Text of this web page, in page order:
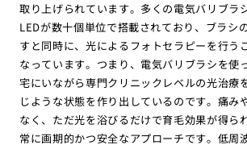
取り上げられています。多くの電気バリブラ
LEDが数十個単位で搭載されており、ブラシ
すと同時に、光によるフォトセラピーを行う
なっています。つまり、電気バリブラシを使
宅にいながら専門クリニックレベルの光治療
じような状態を作り出しているのです。痛み
なく、ただ光を浴びるだけで育毛効果が得ら
常に画期的かつ安全なアプローチです。低周